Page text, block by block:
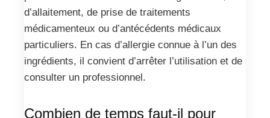
d’allaitement, de prise de traitements
médicamenteux ou d’antécédents médicaux
particuliers. En cas d’allergie connue à l’un des
ingrédients, il convient d’arrêter l’utilisation et de
consulter un professionnel.
Combien de temps faut-il pour